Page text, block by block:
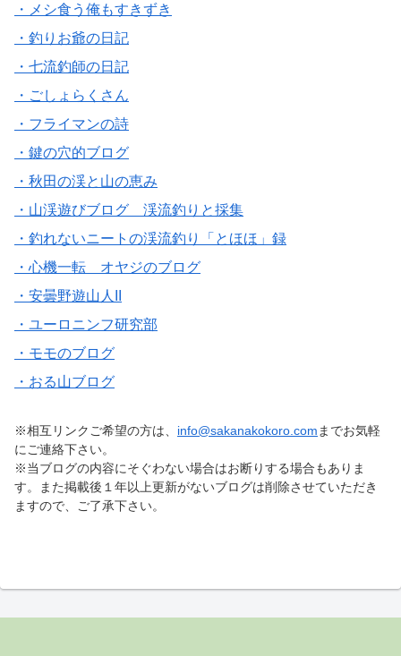
・メシ食う俺もすきずき
・釣りお爺の日記
・七流釣師の日記
・ごしょらくさん
・フライマンの詩
・鍵の穴的ブログ
・秋田の渓と山の恵み
・山渓遊びブログ 渓流釣りと採集
・釣れないニートの渓流釣り「とほほ」録
・心機一転 オヤジのブログ
・安曇野遊山人II
・ユーロニンフ研究部
・モモのブログ
・おる山ブログ
※相互リンクご希望の方は、 info@sakanakokoro.com までお気軽
にご連絡下さい。
※当ブログの内容にそぐわない場合はお断りする場合もありま
す。また掲載後１年以上更新がないブログは削除させていただき
ますので、ご了承下さい。